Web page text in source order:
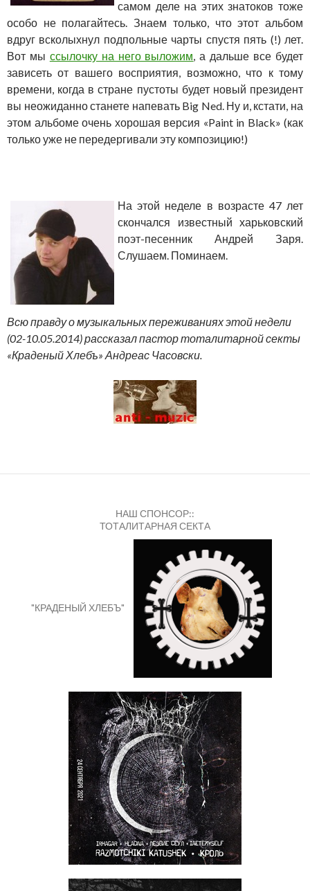
самом деле на этих знатоков тоже
особо не полагайтесь. Знаем только, что этот альбом
вдруг всколыхнул подпольные чарты спустя пять (!) лет.
Вот мы ссылочку на него выложим, а дальше все будет
зависеть от вашего восприятия, возможно, что к тому
времени, когда в стране пустоты будет новый президент
вы неожиданно станете напевать Big Ned. Ну и, кстати, на
этом альбоме очень хорошая версия «Paint in Black» (как
только уже не передергивали эту композицию!)
На этой неделе в возрасте 47 лет
скончался известный харьковский
поэт-песенник Андрей Заря.
Слушаем. Поминаем.
Всю правду о музыкальных переживаниях этой недели
(02-10.05.2014) рассказал пастор тоталитарной секты
«Краденый Хлебъ» Андреас Часовски.
НАШ СПОНСОР::
ТОТАЛИТАРНАЯ СЕКТА
"КРАДЕНЫЙ ХЛЕБЪ"